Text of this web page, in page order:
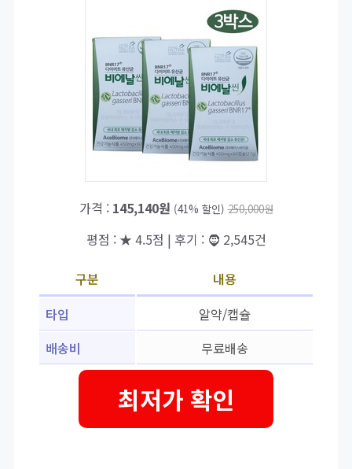
가격 : 145,140원 (41% 할인) 250,000원
평점 : ★ 4.5점 | 후기 : 🧔 2,545건
구분
내용
타입
알약/캡슐
배송비
무료배송
최저가 확인